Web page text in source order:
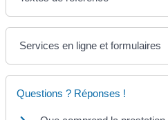
Services en ligne et formulaires
Questions ? Réponses !